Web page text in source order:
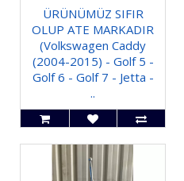
ÜRÜNÜMÜZ SIFIR
OLUP ATE MARKADIR
(Volkswagen Caddy
(2004-2015) - Golf 5 -
Golf 6 - Golf 7 - Jetta -
..